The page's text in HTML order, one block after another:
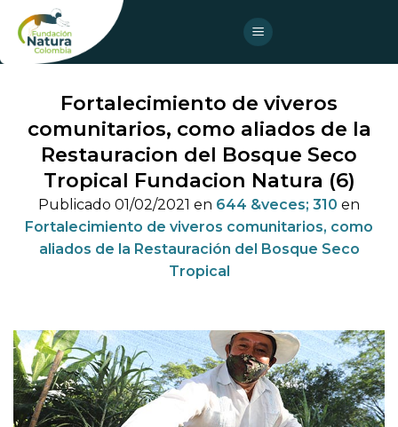
content
Fortalecimiento de viveros
comunitarios, como aliados de la
Restauracion del Bosque Seco
Tropical Fundacion Natura (6)
Publicado 01/02/2021 en 644 &veces; 310 en
Fortalecimiento de viveros comunitarios, como
aliados de la Restauración del Bosque Seco
Tropical